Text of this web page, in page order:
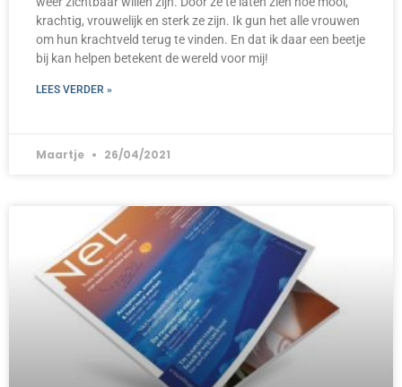
krachtig, vrouwelijk en sterk ze zijn. Ik gun het alle vrouwen
om hun krachtveld terug te vinden. En dat ik daar een beetje
bij kan helpen betekent de wereld voor mij!
LEES VERDER »
Maartje 26/04/2021